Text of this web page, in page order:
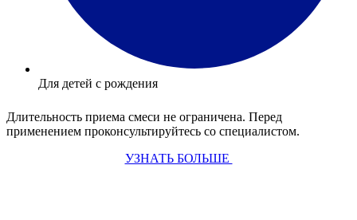
Для детей с рождения
Длительность приема смеси не ограничена. Перед
применением проконсультируйтесь со специалистом.
УЗНАТЬ БОЛЬШЕ